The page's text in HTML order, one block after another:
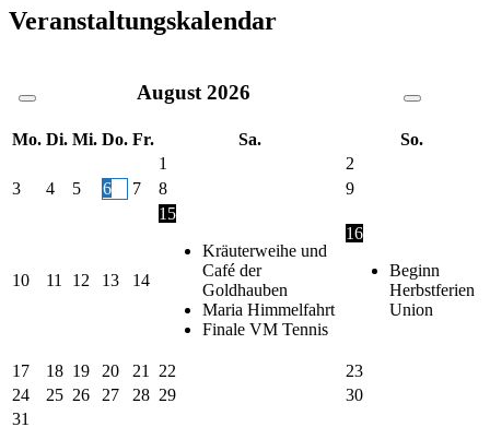
Veranstaltungskalendar
August 2026
Mo. Di. Mi. Do. Fr. Sa.
So.
1
2
3
4 5 6 7 8 9
10 11 12 13 14
15
Kräuterweihe und
Café der
Goldhauben
Maria Himmelfahrt
Finale VM Tennis
16
Beginn
Herbstferien
Union
17 18 19 20 21 22
23
24
25 26 27 28 29
30
31